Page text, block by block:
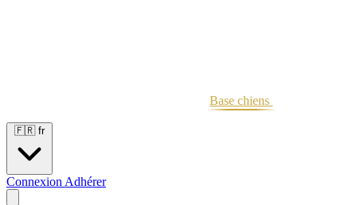
Base chiens
🇫🇷 fr
Connexion Adhérer